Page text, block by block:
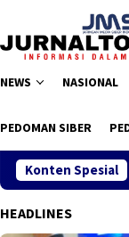
NEWS NASIONAL
PEDOMAN SIBER
Konten Spesial
HEADLINES